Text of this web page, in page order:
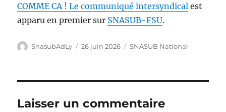
COMME CA ! Le communiqué intersyndical est
apparu en premier sur SNASUB-FSU.
Auteur
SnasubAdLy
Publié
26 juin 2026 Catégories
SNASUB National
Laisser un commentaire